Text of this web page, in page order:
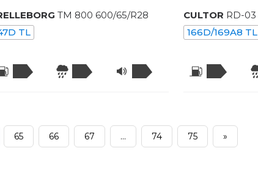
TM 800 600/65/R28
TL
CULTOR RD-03
166D/169A8 TL
65 66 67 ... 74 75 »